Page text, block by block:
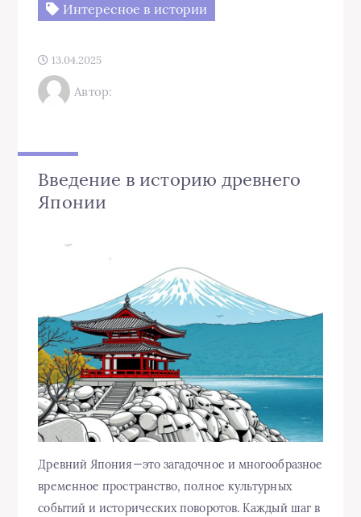
Интересное в истории
13.04.2025
Автор:
Введение в историю древнего
Японии
Древний Япония—это загадочное и многообразное
временное пространство, полное культурных
событий и исторических поворотов. Каждый шаг в